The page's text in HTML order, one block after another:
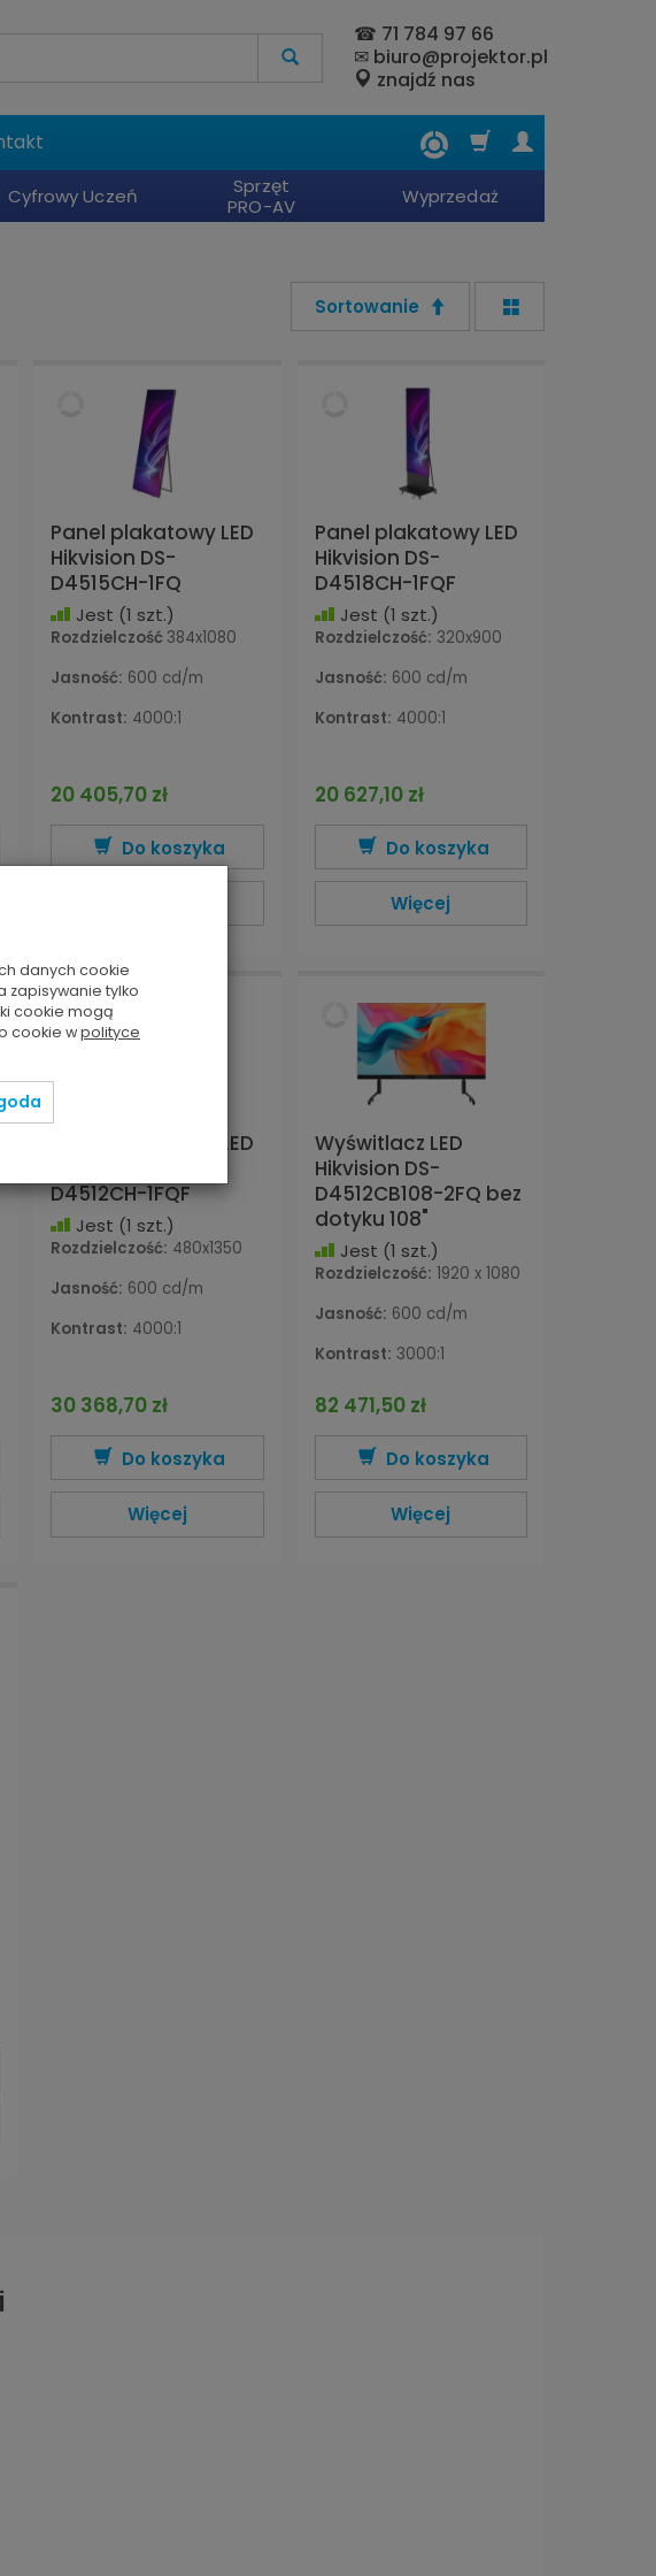
☎ 71 784 97 66
✉ biuro@projektor.pl
znajdź nas
Cyfrowy Uczeń
Sprzęt
PRO-AV
Wyprzedaż
Sortowanie
Panel plakatowy LED
Hikvision DS-
D4515CH-1FQ
Jest (1 szt.)
Rozdzielczość 384x1080
Jasność: 600 cd/m
Kontrast: 4000:1
20 405,70 zł
Do koszyka
Panel plakatowy LED
Hikvision DS-
D4518CH-1FQF
Jest (1 szt.)
Rozdzielczość: 320x900
Jasność: 600 cd/m
Kontrast: 4000:1
20 627,10 zł
Do koszyka
Więcej
Panel plakatowy LED
D4512CH-1FQF
Jest (1 szt.)
Rozdzielczość: 480x1350
Jasność: 600 cd/m
Kontrast: 4000:1
30 368,70 zł
Do koszyka
Więcej
Wyświtlacz LED
Hikvision DS-
D4512CB108-2FQ bez
dotyku 108"
Jest (1 szt.)
Rozdzielczość: 1920 x 1080
Jasność: 600 cd/m
Kontrast: 3000:1
82 471,50 zł
Do koszyka
Więcej
danych cookie
zapisywanie tylko
cookie mogą
cookie wpolityce